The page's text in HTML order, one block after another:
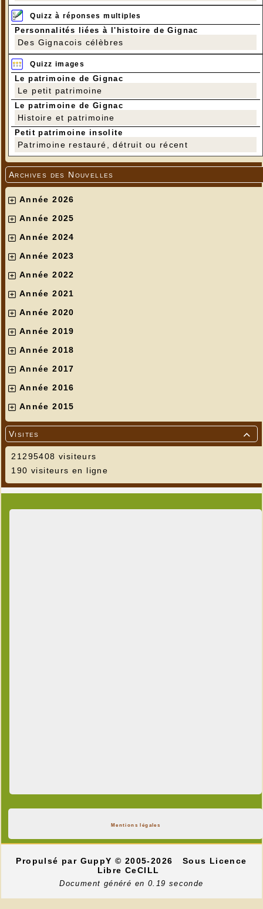
Quizz à réponses multiples
Personnalités liées à l'histoire de Gignac
Des Gignacois célèbres
Quizz images
Le patrimoine de Gignac
Le petit patrimoine
Le patrimoine de Gignac
Histoire et patrimoine
Petit patrimoine insolite
Patrimoine restauré, détruit ou récent
Archives des Nouvelles
Année 2026
Année 2025
Année 2024
Année 2023
Année 2022
Année 2021
Année 2020
Année 2019
Année 2018
Année 2017
Année 2016
Année 2015

Visites
21295408 visiteurs
190 visiteurs en ligne
Mentions légales
Propulsé par GuppY© 2005-2026
Sous Licence
Libre CeCILL
Document généré en 0.19 seconde